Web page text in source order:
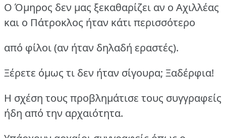
Ο Όμηρος δεν μας ξεκαθαρίζει αν ο Αχιλλέας
και ο Πάτροκλος ήταν κάτι περισσότερο
από φίλοι (αν ήταν δηλαδή εραστές).
Ξέρετε όμως τι δεν ήταν σίγουρα; Ξαδέρφια!
Η σχέση τους προβλημάτισε τους συγγραφείς
ήδη από την αρχαιότητα.